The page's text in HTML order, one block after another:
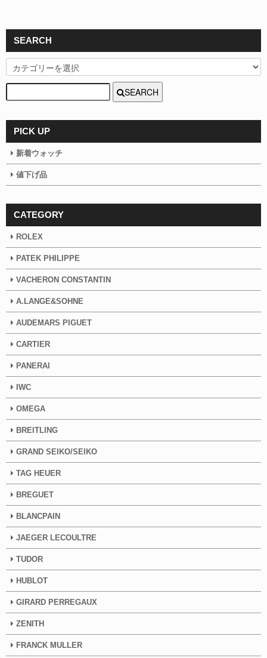
SEARCH
SEARCH
PICK UP
新着ウォッチ
値下げ品
CATEGORY
ROLEX
PATEK PHILIPPE
VACHERON CONSTANTIN
A.LANGE&SOHNE
AUDEMARS PIGUET
CARTIER
PANERAI
IWC
OMEGA
BREITLING
GRAND SEIKO/SEIKO
TAG HEUER
BREGUET
BLANCPAIN
JAEGER LECOULTRE
TUDOR
HUBLOT
GIRARD PERREGAUX
ZENITH
FRANCK MULLER